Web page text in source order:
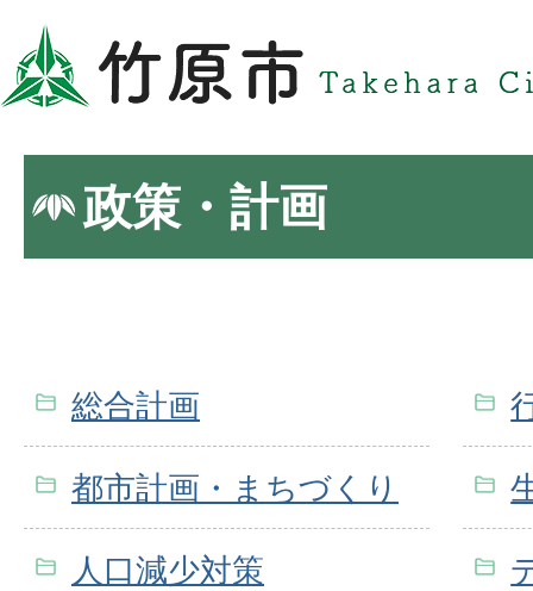
政策・計画
総合計画
都市計画・まちづくり
人口減少対策